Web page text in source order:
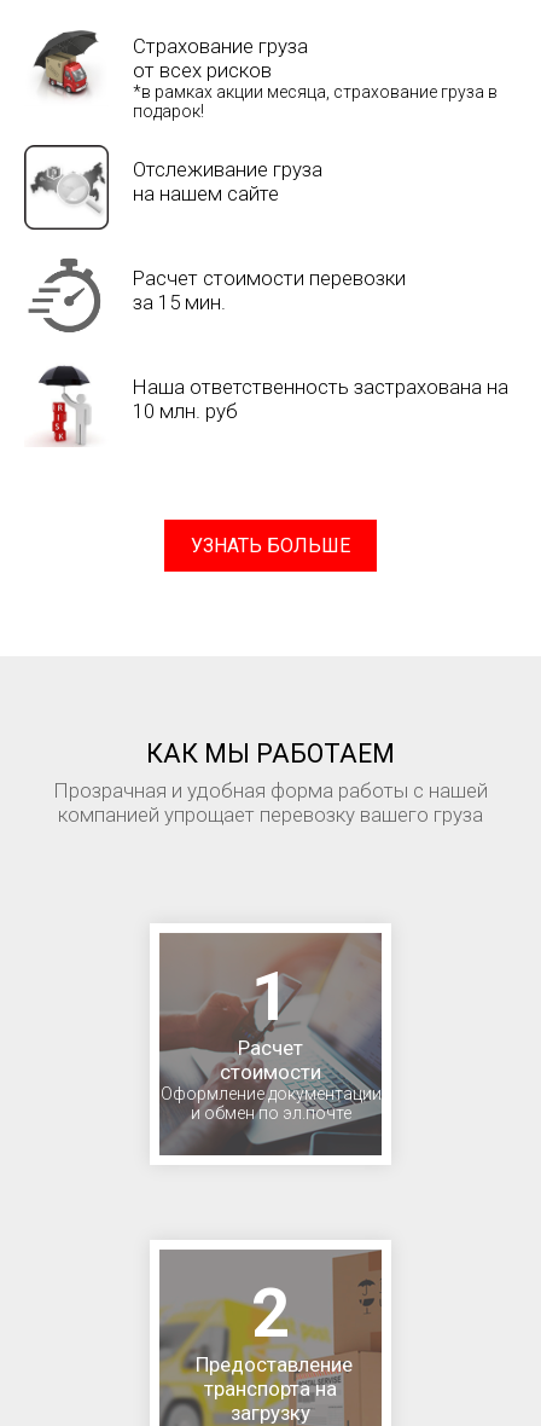
Страхование груза
от всех рисков
*в рамках акции месяца, страхование груза в
подарок!
Отслеживание груза
на нашем сайте
Расчет стоимости перевозки
за 15 мин.
Наша ответственность застрахована на
10 млн. руб
УЗНАТЬ БОЛЬШЕ
КАК МЫ РАБОТАЕМ
Прозрачная и удобная форма работы с нашей
компанией упрощает перевозку вашего груза
1
Расчет
стоимости
Оформление документации
и обмен по эл.почте
2
Предоставление
транспорта на
загрузку